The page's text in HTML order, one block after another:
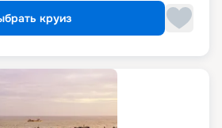
круиз